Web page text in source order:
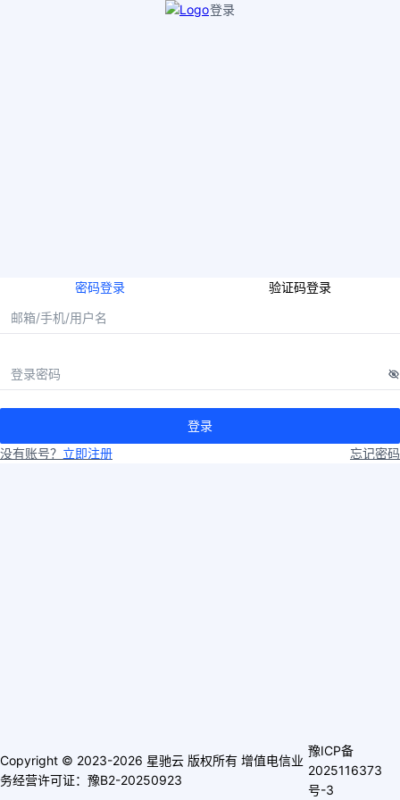
登录
密码登录 验证码登录
登录
没有账号？ 立即注册 忘记密码
Copyright © 2023-2026 星驰云 版权所有 增值电信业
务经营许可证：豫B2-20250923
豫ICP备
2025116373
号-3